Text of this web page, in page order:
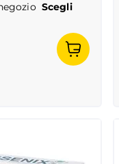
Scegli